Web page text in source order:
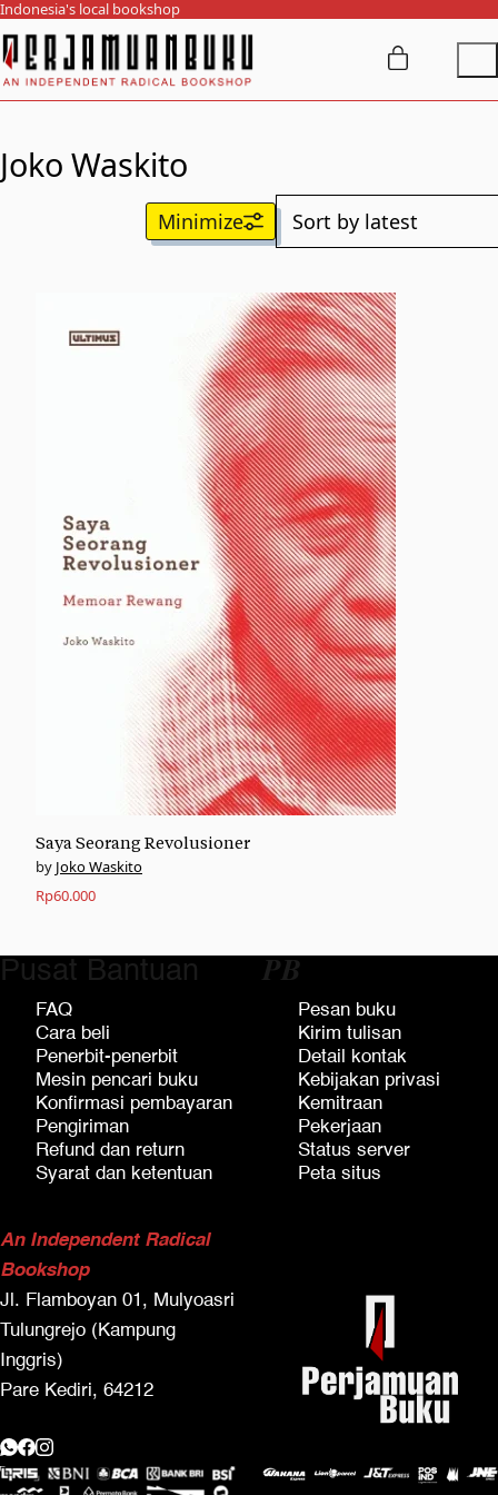
Indonesia's local bookshop
Joko Waskito
Saya Seorang Revolusioner
Joko Waskito
Rp60.000
Pusat Bantuan
FAQ
Cara beli
Penerbit-penerbit
Mesin pencari buku
Konfirmasi pembayaran
Pengiriman
Refund dan return
Syarat dan ketentuan
𝑷𝑩
Pesan buku
Kirim tulisan
Detail kontak
Kebijakan privasi
Kemitraan
Pekerjaan
Status server
Peta situs
An Independent Radical
Bookshop
Jl. Flamboyan 01, Mulyoasri
Tulungrejo (Kampung
Inggris)
Pare Kediri, 64212